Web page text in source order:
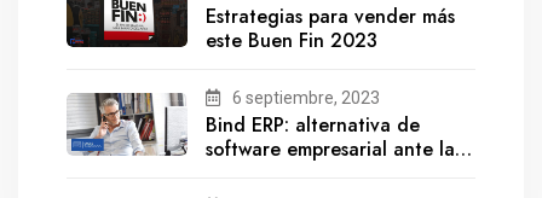
Estrategias para vender más
este Buen Fin 2023
6 septiembre, 2023
Bind ERP: alternativa de
software empresarial ante la